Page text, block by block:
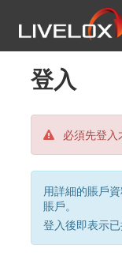
登入
必須先登入
用詳細的賬戶
賬戶。
登入後即表示